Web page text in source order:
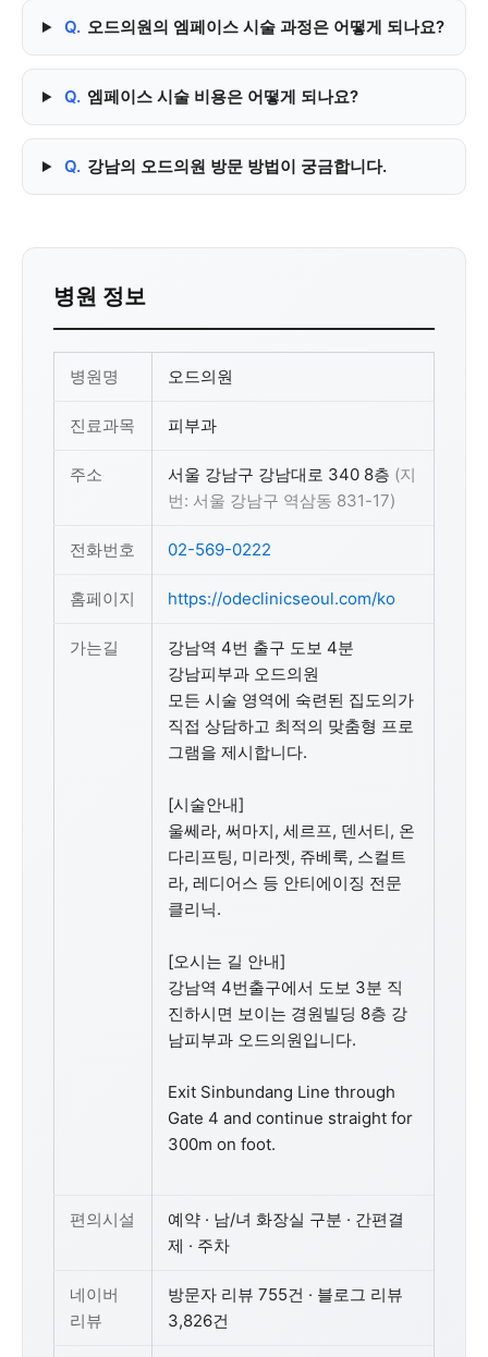
Q. 오드의원의 엠페이스 시술 과정은 어떻게 되나요?
Q. 엠페이스 시술 비용은 어떻게 되나요?
Q. 강남의 오드의원 방문 방법이 궁금합니다.
병원 정보
병원명 오드의원
진료과목 피부과
주소 서울 강남구 강남대로 340 8층 (지
번: 서울 강남구 역삼동 831-17)
전화번호 02-569-0222
홈페이지 https://odeclinicseoul.com/ko
가는길
강남역 4번 출구 도보 4분
강남피부과 오드의원
모든 시술 영역에 숙련된 집도의가
직접 상담하고 최적의 맞춤형 프로
그램을 제시합니다.
[시술안내]
울쎄라, 써마지, 세르프, 덴서티, 온
다리프팅, 미라젯, 쥬베룩, 스컬트
라, 레디어스 등 안티에이징 전문
클리닉.
[오시는 길 안내]
강남역 4번출구에서 도보 3분 직
진하시면 보이는 경원빌딩 8층 강
남피부과 오드의원입니다.
Exit Sinbundang Line through
Gate 4 and continue straight for
300m on foot.
편의시설
예약 · 남/녀 화장실 구분 · 간편결
제 · 주차
네이버
리뷰
방문자 리뷰 755건 · 블로그 리뷰
3,826건